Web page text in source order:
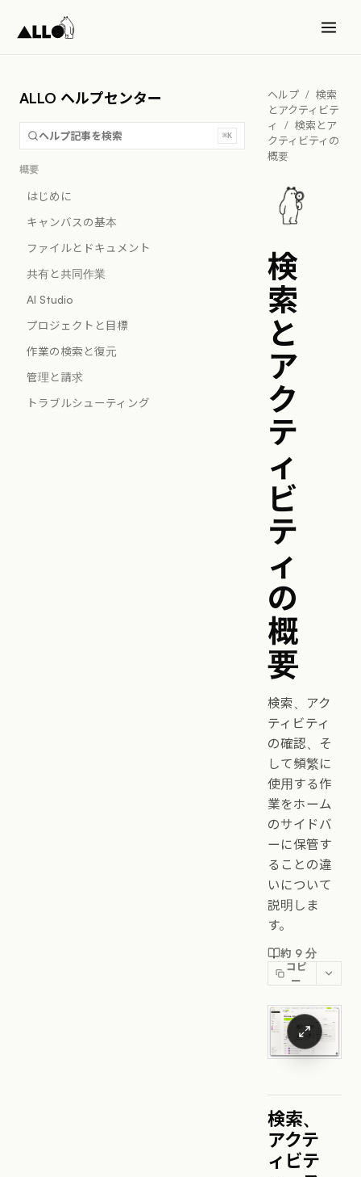
ALLO ヘルプセンター
ヘルプ記事を検索 ⌘K
概要
はじめに
キャンバスの基本
ファイルとドキュメント
共有と共同作業
AI Studio
プロジェクトと目標
作業の検索と復元
管理と請求
トラブルシューティング
ヘルプ / 検索
とアクティビテ
ィ
/ 検索とア
クティビティの
概要
検
索
と
ア
ク
テ
ィ
ビ
テ
ィ
の
概
要
検索、アク
ティビティ
の確認、そ
して頻繁に
使用する作
業をホーム
のサイドバ
ーに保管す
ることの違
いについて
説明しま
す。
約 9 分
コピ
ー
検索、
アクテ
ィビテ